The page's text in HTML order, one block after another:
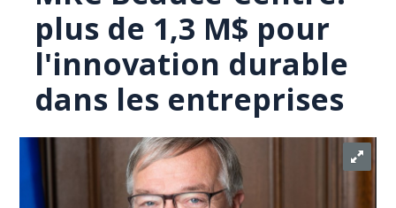
plus de 1,3 M$ pour
l'innovation durable
dans les entreprises